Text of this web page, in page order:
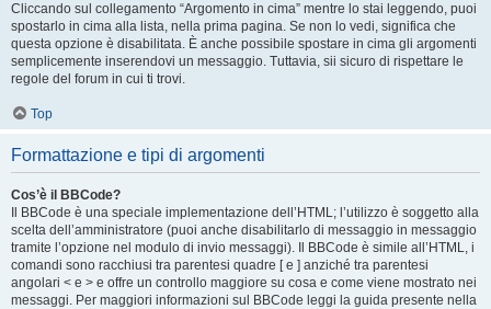
Cliccando sul collegamento “Argomento in cima” mentre lo stai leggendo, puoi
spostarlo in cima alla lista, nella prima pagina. Se non lo vedi, significa che
questa opzione è disabilitata. È anche possibile spostare in cima gli argomenti
semplicemente inserendovi un messaggio. Tuttavia, sii sicuro di rispettare le
regole del forum in cui ti trovi.
Top
Formattazione e tipi di argomenti
Cos’è il BBCode?
Il BBCode è una speciale implementazione dell’HTML; l’utilizzo è soggetto alla
scelta dell’amministratore (puoi anche disabilitarlo di messaggio in messaggio
tramite l’opzione nel modulo di invio messaggi). Il BBCode è simile all’HTML, i
comandi sono racchiusi tra parentesi quadre [ e ] anziché tra parentesi
angolari < e > e offre un controllo maggiore su cosa e come viene mostrato nei
messaggi. Per maggiori informazioni sul BBCode leggi la guida presente nella